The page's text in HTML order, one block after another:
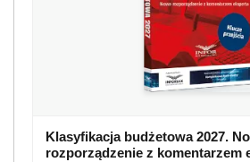
Klasyfikacja budżetowa 2027.
rozporządzenie z komentarzem